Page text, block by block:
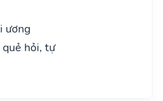
ương
quẻ hỏi, tự